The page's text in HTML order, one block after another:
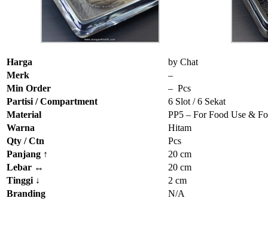
Harga
by Chat
Merk
–
Min Order
– Pcs
Partisi / Compartment
6 Slot / 6 Sekat
Material
PP5 – For Food Use &
Warna
Hitam
Qty / Ctn
Pcs
Panjang ↑
20 cm
Lebar ↔
20 cm
Tinggi ↓
2 cm
Branding
N/A